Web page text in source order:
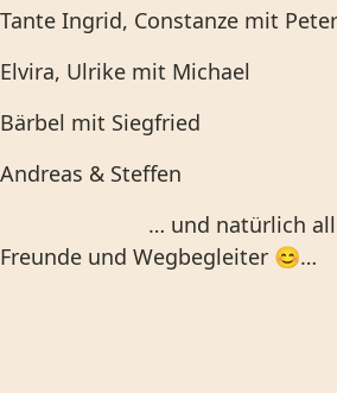
Tante Ingrid, Constanze mit
Elvira, Ulrike mit Michael
Bärbel mit Siegfried
Andreas & Steffen
… und natürlich all
Freunde und Wegbegleiter 😊…